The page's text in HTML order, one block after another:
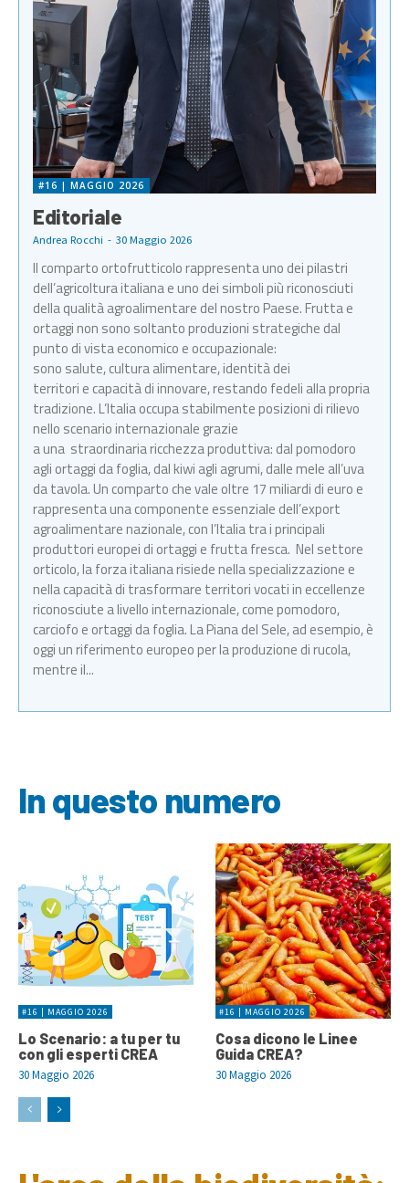
#16 | MAGGIO 2026
Editoriale
Andrea Rocchi - 30 Maggio 2026
Il comparto ortofrutticolo rappresenta uno dei pilastri
dell’agricoltura italiana e uno dei simboli più riconosciuti
della qualità agroalimentare del nostro Paese. Frutta e
ortaggi non sono soltanto produzioni strategiche dal
punto di vista economico e occupazionale:
sono salute, cultura alimentare, identità dei
territori e capacità di innovare, restando fedeli alla propria
tradizione. L’Italia occupa stabilmente posizioni di rilievo
nello scenario internazionale grazie
a una straordinaria ricchezza produttiva: dal pomodoro
agli ortaggi da foglia, dal kiwi agli agrumi, dalle mele all’uva
da tavola. Un comparto che vale oltre 17 miliardi di euro e
rappresenta una componente essenziale dell’export
agroalimentare nazionale, con l’Italia tra i principali
produttori europei di ortaggi e frutta fresca. Nel settore
orticolo, la forza italiana risiede nella specializzazione e
nella capacità di trasformare territori vocati in eccellenze
riconosciute a livello internazionale, come pomodoro,
carciofo e ortaggi da foglia. La Piana del Sele, ad esempio, è
oggi un riferimento europeo per la produzione di rucola,
mentre il...
In questo numero
#16 | MAGGIO 2026
Lo Scenario: a tu per tu
con gli esperti CREA
30 Maggio 2026
#16 | MAGGIO 2026
Cosa dicono le Linee
Guida CREA?
30 Maggio 2026